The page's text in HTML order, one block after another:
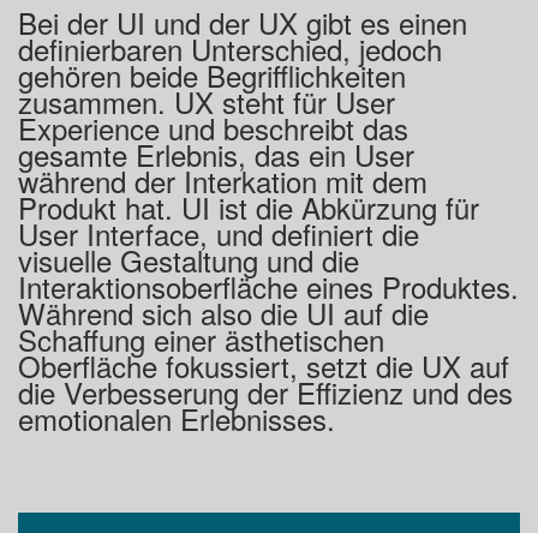
Bei der UI und der UX gibt es einen
definierbaren Unterschied, jedoch
gehören beide Begrifflichkeiten
zusammen. UX steht für User
Experience und beschreibt das
gesamte Erlebnis, das ein User
während der Interkation mit dem
Produkt hat. UI ist die Abkürzung für
User Interface, und definiert die
visuelle Gestaltung und die
Interaktionsoberfläche eines Produktes.
Während sich also die UI auf die
Schaffung einer ästhetischen
Oberfläche fokussiert, setzt die UX auf
die Verbesserung der Effizienz und des
emotionalen Erlebnisses.